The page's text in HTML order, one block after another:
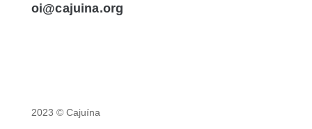
oi@cajuina.org
2023 © Cajuína